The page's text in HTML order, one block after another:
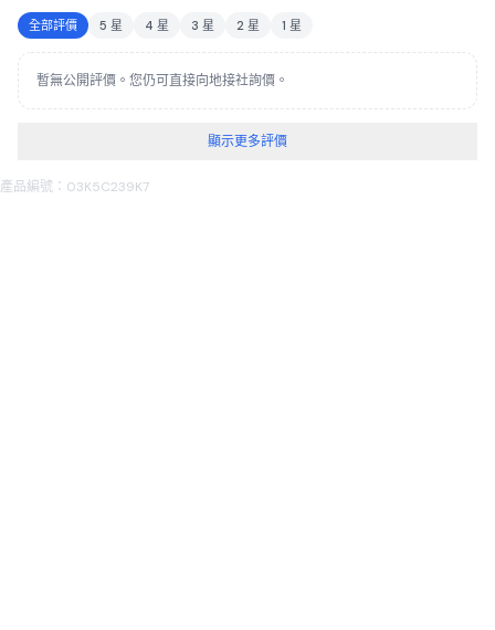
全部評價 5 星 4 星 3 星 2 星 1 星
暫無公開評價。您仍可直接向地接社詢價。
顯示更多評價
產品編號：03K5C239K7